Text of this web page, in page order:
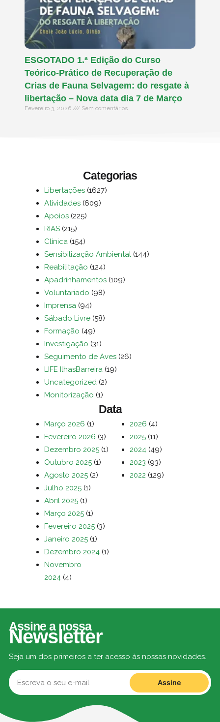
ESGOTADO 1.ª Edição do Curso
Teórico-Prático de Recuperação de
Crias de Fauna Selvagem: do resgate à
libertação – Nova data dia 7 de Março
Fevereiro 3, 2026 Sem comentários
Categorias
Libertações (1627)
Atividades (609)
Apoios (225)
RIAS (215)
Clínica (154)
Sensibilização Ambiental (144)
Reabilitação (124)
Apadrinhamentos (109)
Voluntariado (98)
Imprensa (94)
Sábado Livre (58)
Formação (49)
Investigação (31)
Seguimento de Aves (26)
LIFE IlhasBarreira (19)
Uncategorized (2)
Monitorização (1)
Data
Março 2026 (1)
Fevereiro 2026 (3)
Dezembro 2025 (1)
Outubro 2025 (1)
Agosto 2025 (2)
Julho 2025 (1)
Abril 2025 (1)
Março 2025 (1)
Fevereiro 2025 (3)
Janeiro 2025 (1)
Dezembro 2024 (1)
Novembro
2024 (4)
2026 (4)
2025 (11)
2024 (49)
2023 (93)
2022 (129)
Assine a nossa
Newsletter
Seja um dos primeiros a ter acesso às nossas novidades.
Assine